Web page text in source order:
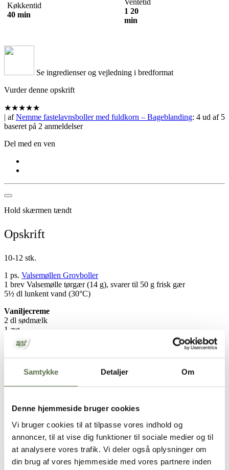
Samtykke Detaljer Om
Denne hjemmeside bruger cookies
Vi bruger cookies til at tilpasse vores indhold og
annoncer, til at vise dig funktioner til sociale medier og til
at analysere vores trafik. Vi deler også oplysninger om
din brug af vores hjemmeside med vores partnere inden
Køkkentid
40 min
1 20
min
Se ingredienser og vejledning i bredformat
Vurder denne opskrift
★★★★★
| afNemme fastelavnsboller med fuldkorn – Bageblanding: 4 ud af 5
baseret på 2 anmeldelser
Del med en ven
Hold skærmen tændt
Opskrift
10-12 stk.
1 ps. Valsemøllen Grovboller
1 brev Valsemølle tørgær (14 g), svarer til 50 g frisk gær
5½ dl lunkent vand (30°C)
Vaniljecreme
2 dl sødmælk
1 æg
50 g sukker
1 spsk. Majsstivelse
1 tsk. Vanilje
Glasur:
Flormelis
Krymmel
Brugt i opskriften
Grovboller